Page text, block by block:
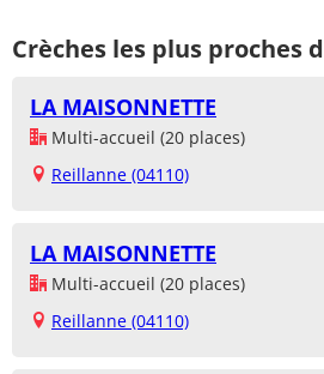
Crèches les plus proches
LA MAISONNETTE
Multi-accueil (20 places)
Reillanne (04110)
LA MAISONNETTE
Multi-accueil (20 places)
Reillanne (04110)